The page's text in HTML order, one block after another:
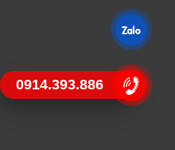
0914.393.886